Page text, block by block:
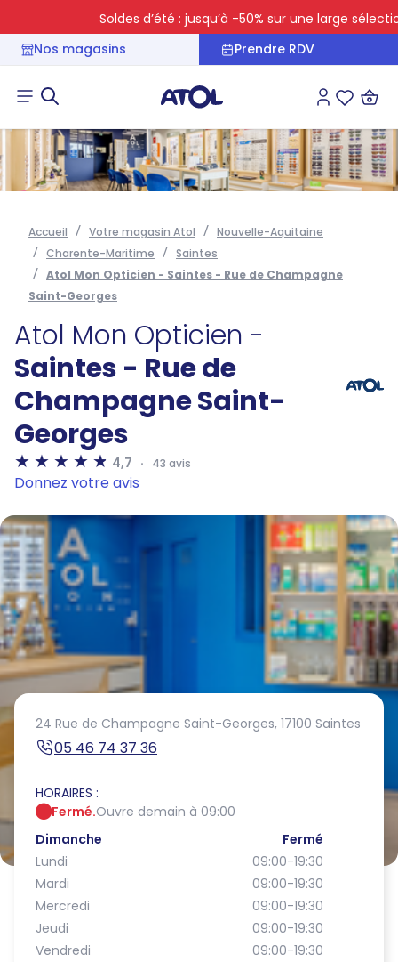
Soldes d’été : jusqu’à -50% sur une large sélection
Nos magasins
Prendre RDV
Connexion
Accueil Votre magasin Atol
Nouvelle-Aquitaine
Charente-Maritime
Saintes
Atol Mon Opticien - Saintes - Rue de Champagne
Saint-Georges
Atol Mon Opticien -
Saintes - Rue de
Champagne Saint-
Georges
4,7 43 avis
Donnez votre avis
24 Rue de Champagne Saint-Georges, 17100 Saintes
05 46 74 37 36
HORAIRES :
Fermé.Ouvre demain à 09:00
Dimanche
Fermé
Lundi
09:00-19:30
Mardi
09:00-19:30
Mercredi
09:00-19:30
Jeudi
09:00-19:30
Vendredi
09:00-19:30